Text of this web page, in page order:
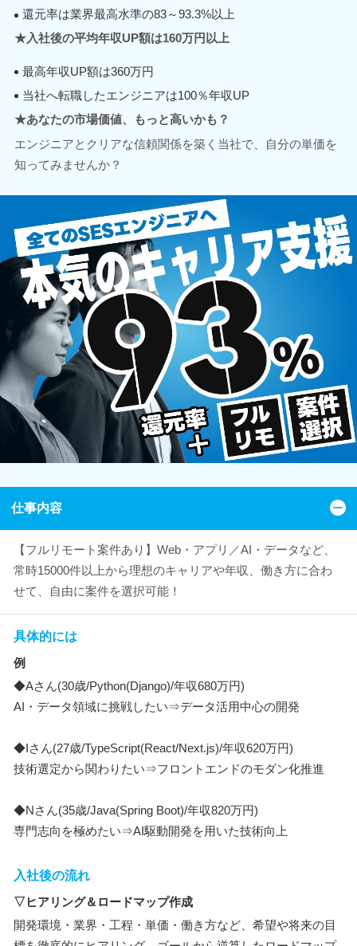
還元率は業界最高水準の83～93.3%以上
★入社後の平均年収UP額は160万円以上
最高年収UP額は360万円
当社へ転職したエンジニアは100％年収UP
★あなたの市場価値、もっと高いかも？
エンジニアとクリアな信頼関係を築く当社で、自分の単価を
知ってみませんか？
仕事内容
【フルリモート案件あり】Web・アプリ／AI・データなど、
常時15000件以上から理想のキャリアや年収、働き方に合わ
せて、自由に案件を選択可能！
具体的には
例
◆Aさん(30歳/Python(Django)/年収680万円)
AI・データ領域に挑戦したい⇒データ活用中心の開発
◆Iさん(27歳/TypeScript(React/Next.js)/年収620万円)
技術選定から関わりたい⇒フロントエンドのモダン化推進
◆Nさん(35歳/Java(Spring Boot)/年収820万円)
専門志向を極めたい⇒AI駆動開発を用いた技術向上
入社後の流れ
▽ヒアリング＆ロードマップ作成
開発環境・業界・工程・単価・働き方など、希望や将来の目